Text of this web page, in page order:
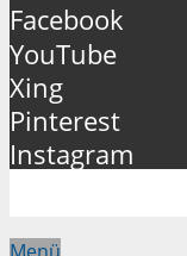
Facebook
YouTube
Xing
Pinterest
Instagram